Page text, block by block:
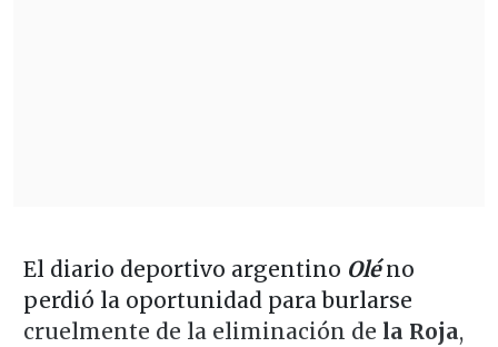
El diario deportivo argentino Oléno
perdió la oportunidad para burlarse
cruelmente de la eliminación de la Roja,